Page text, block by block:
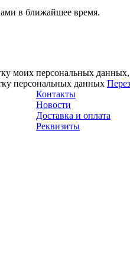
в ближайшее время.
моих персональных
персональных данных
Контакты
Новости
Доставка и оплата
Реквизиты